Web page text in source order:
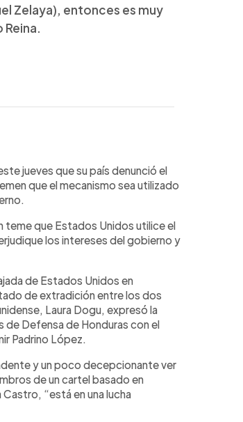
Zelaya), entonces es muy
jueves que su país denunció el
que el mecanismo sea utilizado
teme que Estados Unidos utilice el
los intereses del gobierno y
de Estados Unidos en
de extradición entre los dos
Laura Dogu, expresó la
de Defensa de Honduras con el
Padrino López.
y un poco decepcionante ver
de un cartel basado en
“está en una lucha